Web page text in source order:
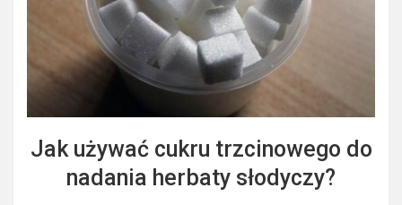
Jak używać cukru trzcinowego do
nadania herbaty słodyczy?